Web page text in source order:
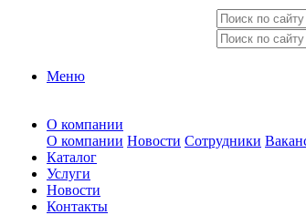
Меню
О компании
О компании Новости Сотрудники
Каталог
Услуги
Новости
Контакты